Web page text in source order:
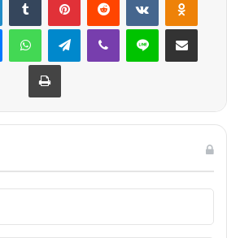
MessengerWhatsAppTelegramViber Line E-Posta ile
Yazdır